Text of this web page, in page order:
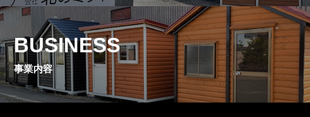
BUSINESS
事業内容